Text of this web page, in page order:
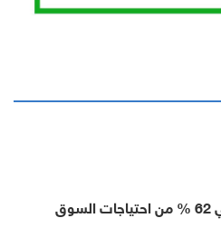
قطاع الصناعات الغذائية يغطي 62 % من احتياجات السوق